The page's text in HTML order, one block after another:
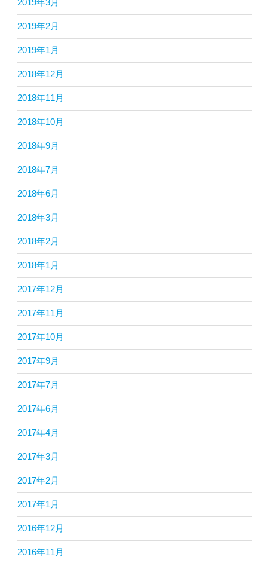
2019年3月
2019年2月
2019年1月
2018年12月
2018年11月
2018年10月
2018年9月
2018年7月
2018年6月
2018年3月
2018年2月
2018年1月
2017年12月
2017年11月
2017年10月
2017年9月
2017年7月
2017年6月
2017年4月
2017年3月
2017年2月
2017年1月
2016年12月
2016年11月